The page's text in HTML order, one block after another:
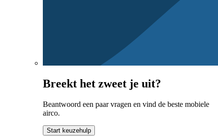
Breekt het zweet je uit?
Beantwoord een paar vragen en vind de beste mobiele
airco.
Start keuzehulp